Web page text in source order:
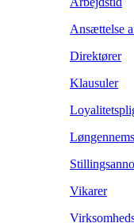
Ansættelse
Direktører
Klausuler
Vikarer